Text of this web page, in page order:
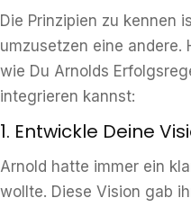
Die Prinzipien zu kennen
umzusetzen eine andere.
wie Du Arnolds
integrieren kannst:
1. Entwickle Deine
Arnold hatte immer ein
wollte. Diese Vision gab